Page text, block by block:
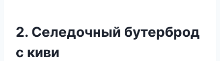
2. Селедочный бутерброд
с киви